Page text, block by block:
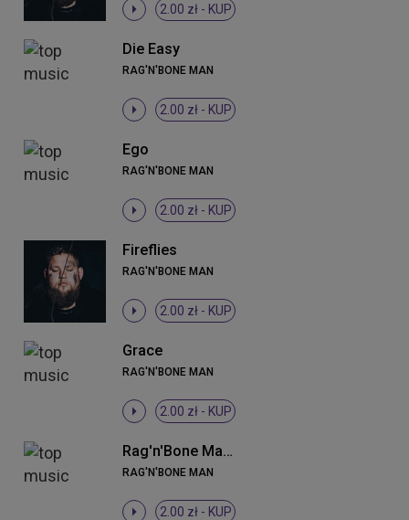
2.00 zł - KUP
Die Easy
RAG'N'BONE MAN
2.00 zł - KUP
Ego
RAG'N'BONE MAN
2.00 zł - KUP
Fireflies
RAG'N'BONE MAN
2.00 zł - KUP
Grace
RAG'N'BONE MAN
2.00 zł - KUP
Rag'n'Bone Man - Human
RAG'N'BONE MAN
2.00 zł - KUP